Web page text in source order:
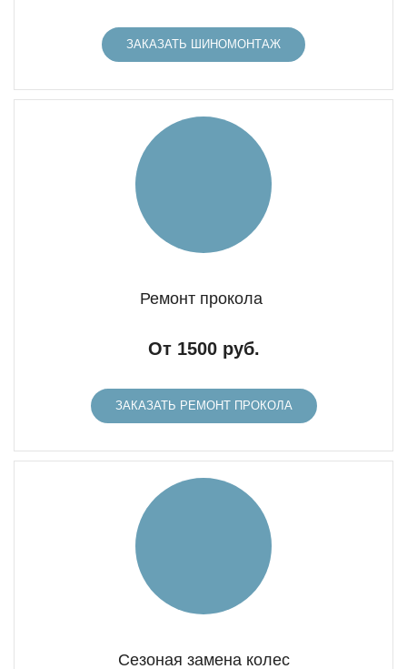
ЗАКАЗАТЬ ШИНОМОНТАЖ
Ремонт прокола
От 1500 руб.
ЗАКАЗАТЬ РЕМОНТ ПРОКОЛА
Сезоная замена колес